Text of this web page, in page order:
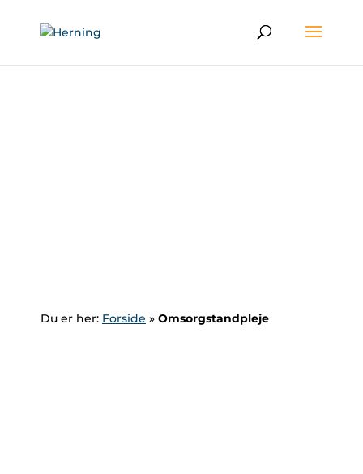
Du er her: Forside » Omsorgstandpleje